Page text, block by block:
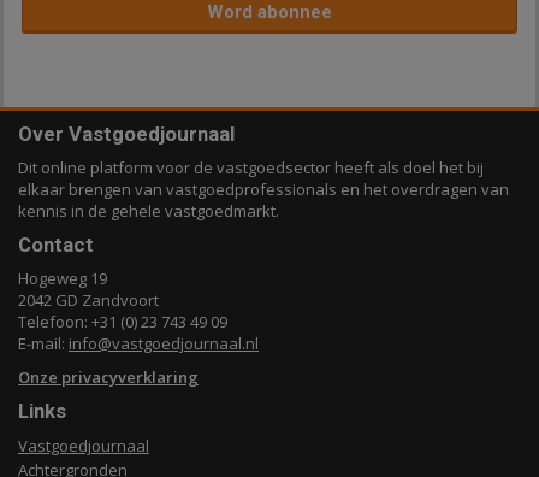
Word abonnee
Over Vastgoedjournaal
Dit online platform voor de vastgoedsector heeft als doel het bij
elkaar brengen van vastgoedprofessionals en het overdragen van
kennis in de gehele vastgoedmarkt.
Contact
Hogeweg 19
2042 GD Zandvoort
Telefoon: +31 (0) 23 743 49 09
E-mail: info@vastgoedjournaal.nl
Onze privacyverklaring
Links
Vastgoedjournaal
Achtergronden